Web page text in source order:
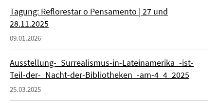
Tagung: Reflorestar o Pensamento | 27 und
28.11.2025
09.01.2026
Ausstellung-_Surrealismus-in-Lateinamerika_-ist-
Teil-der-_Nacht-der-Bibliotheken_-am-4_4_2025
25.03.2025